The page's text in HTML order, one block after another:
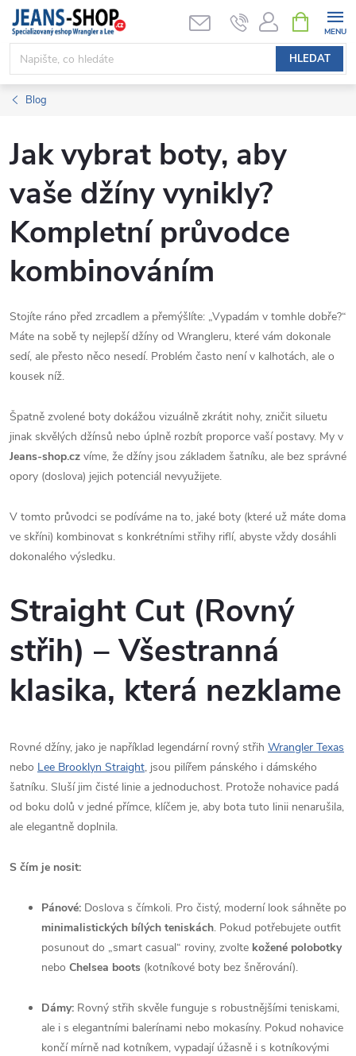
Přejít
obsah
HLEDAT
NÁKUPNÍ
KOŠÍK
Blog
Jak vybrat boty, aby
vaše džíny vynikly?
Kompletní průvodce
kombinováním
Stojíte ráno před zrcadlem a přemýšlíte: „Vypadám v tomhle dobře?“
Máte na sobě ty nejlepší džíny od Wrangleru, které vám dokonale
sedí, ale přesto něco nesedí. Problém často není v kalhotách, ale o
kousek níž.
Špatně zvolené boty dokážou vizuálně zkrátit nohy, zničit siluetu
jinak skvělých džínsů nebo úplně rozbít proporce vaší postavy. My v
Jeans-shop.cz víme, že džíny jsou základem šatníku, ale bez správné
opory (doslova) jejich potenciál nevyužijete.
V tomto průvodci se podíváme na to, jaké boty (které už máte doma
ve skříni) kombinovat s konkrétními střihy riflí, abyste vždy dosáhli
dokonalého výsledku.
Straight Cut (Rovný
střih) – Všestranná
klasika, která nezklame
Rovné džíny, jako je například legendární rovný střih Wrangler Texas
nebo Lee Brooklyn Straight, jsou pilířem pánského i dámského
šatníku. Sluší jim čisté linie a jednoduchost. Protože nohavice padá
od boku dolů v jedné přímce, klíčem je, aby bota tuto linii nenarušila,
ale elegantně doplnila.
S čím je nosit:
Pánové: Doslova s čímkoli. Pro čistý, moderní look sáhněte po
minimalistických bílých teniskách. Pokud potřebujete outfit
posunout do „smart casual“ roviny, zvolte kožené polobotky
nebo Chelsea boots (kotníkové boty bez šněrování).
Dámy: Rovný střih skvěle funguje s robustnějšími teniskami,
ale i s elegantními balerínami nebo mokasíny. Pokud nohavice
končí mírně nad kotníkem, vypadají úžasně i s kotníkovými